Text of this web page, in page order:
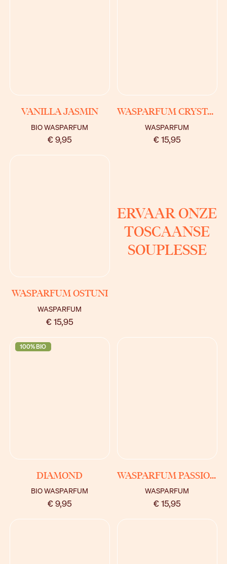
BIO WASPARFUM
€ 9,95
VANILLA JASMIN
WASPARFUM
€ 15,95
WASPARFUM CRYSTAL
WASPARFUM
€ 15,95
WASPARFUM OSTUNI
ERVAAR ONZE
TOSCAANSE
SOUPLESSE
100% BIO
BIO WASPARFUM
€ 9,95
DIAMOND
WASPARFUM
€ 15,95
WASPARFUM PASSIONE